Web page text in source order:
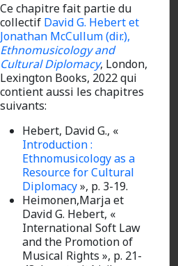
Ce chapitre fait partie du
collectif David G. Hebert et
Jonathan McCullum (dir.),
Ethnomusicology and
Cultural Diplomacy, London,
Lexington Books, 2022 qui
contient aussi les chapitres
suivants:
Hebert, David G., «
Introduction :
Ethnomusicology as a
Resource for Cultural
Diplomacy», p. 3-19.
Heimonen,Marja et
David G. Hebert, «
International Soft Law
and the Promotion of
Musical Rights », p. 21-